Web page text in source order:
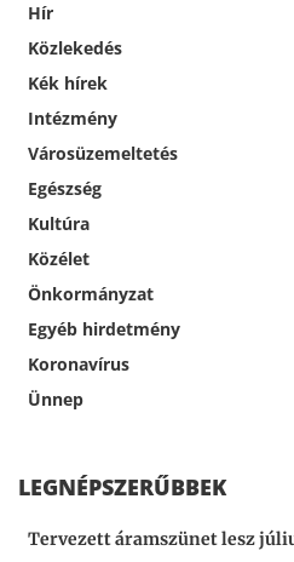
Hír
Közlekedés
Kék hírek
Intézmény
Városüzemeltetés
Egészség
Kultúra
Közélet
Önkormányzat
Egyéb hirdetmény
Koronavírus
Ünnep
LEGNÉPSZERŰBBEK
Tervezett áramszünet lesz